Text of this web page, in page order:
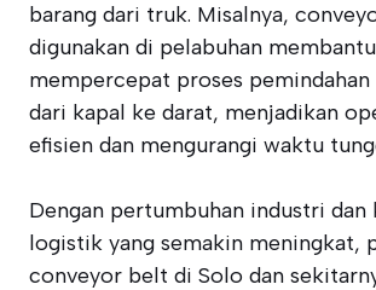
barang dari truk. Misalnya,
digunakan di pelabuhan membantu
mempercepat proses
dari kapal ke darat, menjadikan
efisien dan mengurangi waktu
Dengan pertumbuhan industri dan
logistik yang semakin meningkat,
conveyor belt di Solo dan